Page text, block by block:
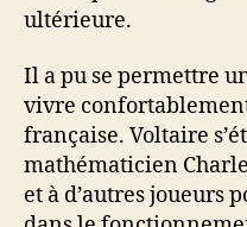
ultérieure.
Il a pu se permettre
vivre
française. Voltaire
mathématicien
et à d’autres joueurs